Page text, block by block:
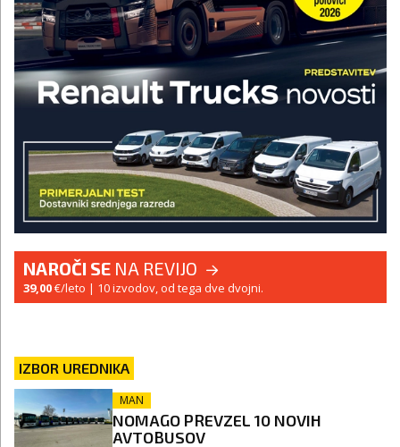
NAROČI SE NA REVIJO
39,00€/leto | 10 izvodov, od tega dve dvojni.
IZBOR UREDNIKA
MAN
NOMAGO PREVZEL 10 NOVIH
AVTOBUSOV